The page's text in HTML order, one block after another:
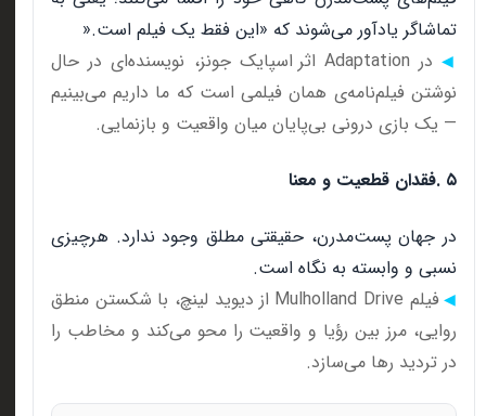
تماشاگر یادآور می‌شوند که «این فقط یک فیلم است».
◀ در Adaptation اثر اسپایک جونز، نویسنده‌ای در حال
نوشتن فیلم‌نامه‌ی همان فیلمی است که ما داریم می‌بینیم
— یک بازی درونی بی‌پایان میان واقعیت و بازنمایی.
۵ .فقدان قطعیت و معنا
در جهان پست‌مدرن، حقیقتی مطلق وجود ندارد. هرچیزی
نسبی و وابسته به نگاه است.
◀ فیلم Mulholland Drive از دیوید لینچ، با شکستن منطق
روایی، مرز بین رؤیا و واقعیت را محو می‌کند و مخاطب را
در تردید رها می‌سازد.